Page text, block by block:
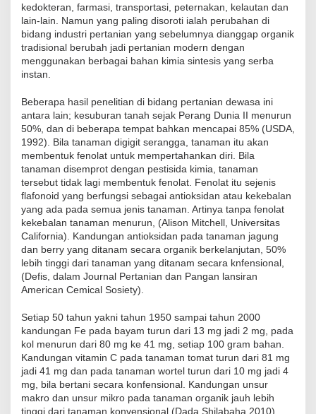
kedokteran, farmasi, transportasi, peternakan, kelautan dan
lain-lain. Namun yang paling disoroti ialah perubahan di
bidang industri pertanian yang sebelumnya dianggap organik
tradisional berubah jadi pertanian modern dengan
menggunakan berbagai bahan kimia sintesis yang serba
instan.
Beberapa hasil penelitian di bidang pertanian dewasa ini
antara lain; kesuburan tanah sejak Perang Dunia II menurun
50%, dan di beberapa tempat bahkan mencapai 85% (USDA,
1992). Bila tanaman digigit serangga, tanaman itu akan
membentuk fenolat untuk mempertahankan diri. Bila
tanaman disemprot dengan pestisida kimia, tanaman
tersebut tidak lagi membentuk fenolat. Fenolat itu sejenis
flafonoid yang berfungsi sebagai antioksidan atau kekebalan
yang ada pada semua jenis tanaman. Artinya tanpa fenolat
kekebalan tanaman menurun, (Alison Mitchell, Universitas
California). Kandungan antioksidan pada tanaman jagung
dan berry yang ditanam secara organik berkelanjutan, 50%
lebih tinggi dari tanaman yang ditanam secara knfensional,
(Defis, dalam Journal Pertanian dan Pangan lansiran
American Cemical Sosiety).
Setiap 50 tahun yakni tahun 1950 sampai tahun 2000
kandungan Fe pada bayam turun dari 13 mg jadi 2 mg, pada
kol menurun dari 80 mg ke 41 mg, setiap 100 gram bahan.
Kandungan vitamin C pada tanaman tomat turun dari 81 mg
jadi 41 mg dan pada tanaman wortel turun dari 10 mg jadi 4
mg, bila bertani secara konfensional. Kandungan unsur
makro dan unsur mikro pada tanaman organik jauh lebih
tinggi dari tanaman konvensional (Dada Shilabaha,2010)